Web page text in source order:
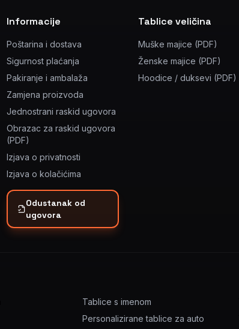
Informacije
Poštarina i dostava
Sigurnost plaćanja
Pakiranje i ambalaža
Zamjena proizvoda
Jednostrani raskid ugovora
Obrazac za raskid ugovora
(PDF)
Izjava o privatnosti
Izjava o kolačićima
Odustanak od
ugovora
Tablice veličina
Muške majice (PDF)
Ženske majice (PDF)
Hoodice / duksevi (PDF)
Tablice s imenom
Personalizirane tablice za auto